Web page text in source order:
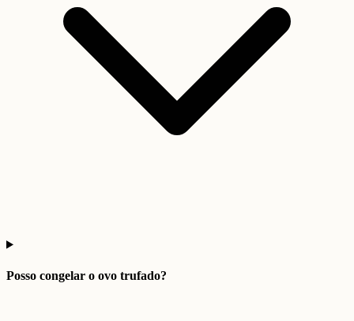
Posso congelar o ovo trufado?